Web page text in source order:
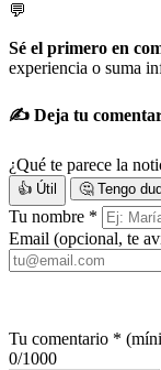
💬
Sé el primero en
experiencia o suma
✍️ Deja tu
¿Qué te parece la
👍 Útil 🤔 Tengo
Tu nombre *
Email (opcional, te
Tu comentario *
0/1000